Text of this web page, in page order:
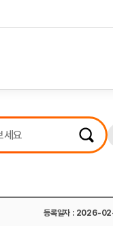
등록일자 : 2026-